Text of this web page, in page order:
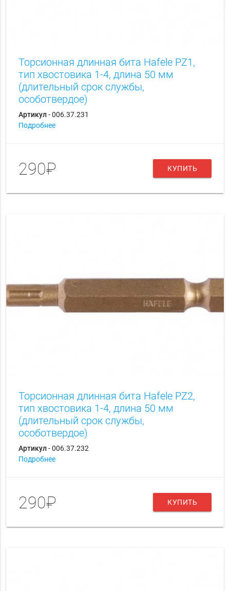
Торсионная длинная бита Hаfele PZ1,
тип хвостовика 1-4, длина 50 мм
(длительный срок службы,
особотвердое)
Артикул- 006.37.231
Подробнее
290₽ КУПИТЬ
Торсионная длинная бита Hаfele PZ2,
тип хвостовика 1-4, длина 50 мм
(длительный срок службы,
особотвердое)
Артикул- 006.37.232
Подробнее
290₽ КУПИТЬ